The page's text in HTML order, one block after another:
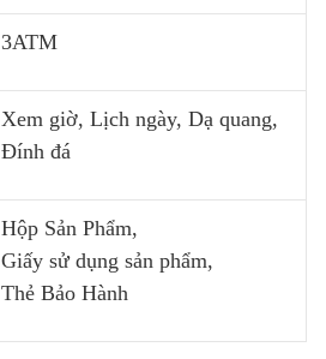
3ATM
Xem giờ, Lịch ngày, Dạ quang,
Đính đá
Hộp Sản Phẩm,
Giấy sử dụng sản phẩm,
Thẻ Bảo Hành